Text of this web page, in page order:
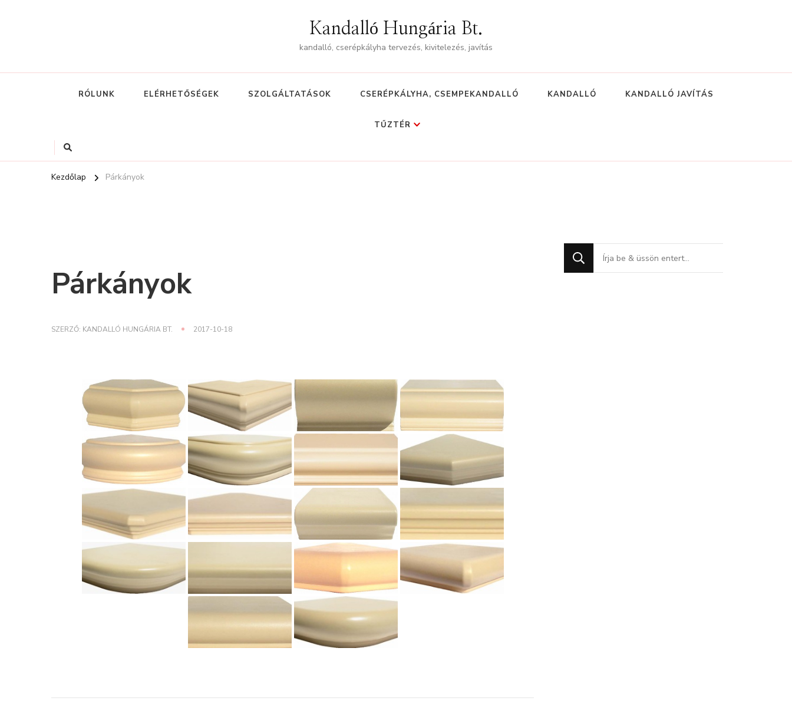
Kandalló Hungária Bt.
kandalló, cserépkályha tervezés, kivitelezés, javítás
RÓLUNK ELÉRHETŐSÉGEK SZOLGÁLTATÁSOK CSERÉPKÁLYHA, CSEMPEKANDALLÓ KANDALLÓ KANDALLÓ JAVÍTÁS
TŰZTÉR
Kezdőlap Párkányok
Párkányok
SZERZŐ: KANDALLÓ HUNGÁRIA BT. 2017-10-18
Keres
valamit?